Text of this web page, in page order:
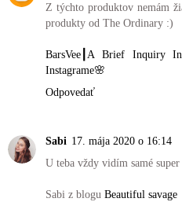
Z týchto produktov nemám
produkty od The Ordinary :)
BarsVee┃A Brief Inquiry
Instagrame🌸
Odpovedať
Sabi 17. mája 2020 o 16:14
U teba vždy vidím samé
Sabi z blogu Beautiful savage